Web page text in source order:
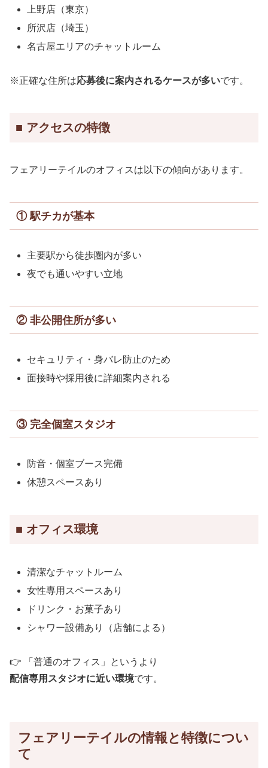
上野店（東京）
所沢店（埼玉）
名古屋エリアのチャットルーム
※正確な住所は応募後に案内されるケースが多いです。
■ アクセスの特徴
フェアリーテイルのオフィスは以下の傾向があります。
① 駅チカが基本
主要駅から徒歩圏内が多い
夜でも通いやすい立地
② 非公開住所が多い
セキュリティ・身バレ防止のため
面接時や採用後に詳細案内される
③ 完全個室スタジオ
防音・個室ブース完備
休憩スペースあり
■ オフィス環境
清潔なチャットルーム
女性専用スペースあり
ドリンク・お菓子あり
シャワー設備あり（店舗による）
👉 「普通のオフィス」というより
配信専用スタジオに近い環境です。
フェアリーテイルの情報と特徴につい
て